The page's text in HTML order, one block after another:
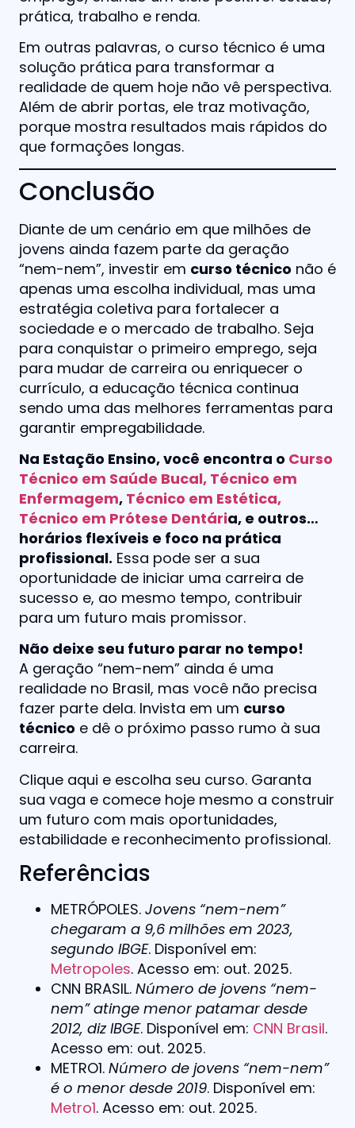
prática, trabalho e renda.
Em outras palavras, o curso técnico é uma
solução prática para transformar a
realidade de quem hoje não vê perspectiva.
Além de abrir portas, ele traz motivação,
porque mostra resultados mais rápidos do
que formações longas.
Conclusão
Diante de um cenário em que milhões de
jovens ainda fazem parte da geração
“nem-nem”, investir em curso técnico não é
apenas uma escolha individual, mas uma
estratégia coletiva para fortalecer a
sociedade e o mercado de trabalho. Seja
para conquistar o primeiro emprego, seja
para mudar de carreira ou enriquecer o
currículo, a educação técnica continua
sendo uma das melhores ferramentas para
garantir empregabilidade.
Na Estação Ensino, você encontra o Curso
Técnico em Saúde Bucal, Técnico em
Enfermagem, Técnico em Estética,
Técnico em Prótese Dentária, e outros…
horários flexíveis e foco na prática
profissional. Essa pode ser a sua
oportunidade de iniciar uma carreira de
sucesso e, ao mesmo tempo, contribuir
para um futuro mais promissor.
Não deixe seu futuro parar no tempo!
A geração “nem-nem” ainda é uma
realidade no Brasil, mas você não precisa
fazer parte dela. Invista em um curso
técnico e dê o próximo passo rumo à sua
carreira.
Clique aqui e escolha seu curso. Garanta
sua vaga e comece hoje mesmo a construir
um futuro com mais oportunidades,
estabilidade e reconhecimento profissional.
Referências
METRÓPOLES. Jovens “nem-nem”
chegaram a 9,6 milhões em 2023,
segundo IBGE. Disponível em:
Metropoles. Acesso em: out. 2025.
CNN BRASIL. Número de jovens “nem-
nem” atinge menor patamar desde
2012, diz IBGE. Disponível em: CNN Brasil.
Acesso em: out. 2025.
METRO1. Número de jovens “nem-nem”
é o menor desde 2019. Disponível em:
Metro1. Acesso em: out. 2025.